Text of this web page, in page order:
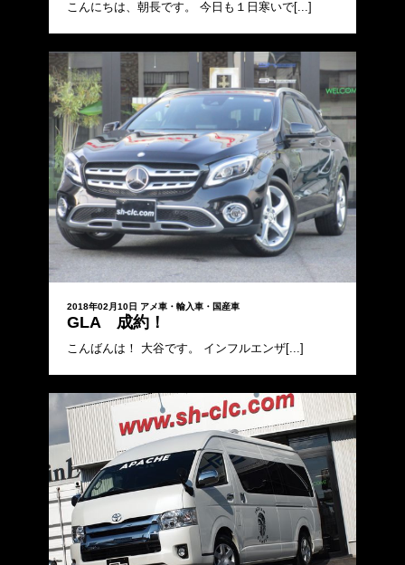
こんにちは、朝長です。 今日も１日寒いで[...]
2018年02月10日 アメ車・輸入車・国産車
GLA 成約！
こんばんは！ 大谷です。 インフルエンザ[...]